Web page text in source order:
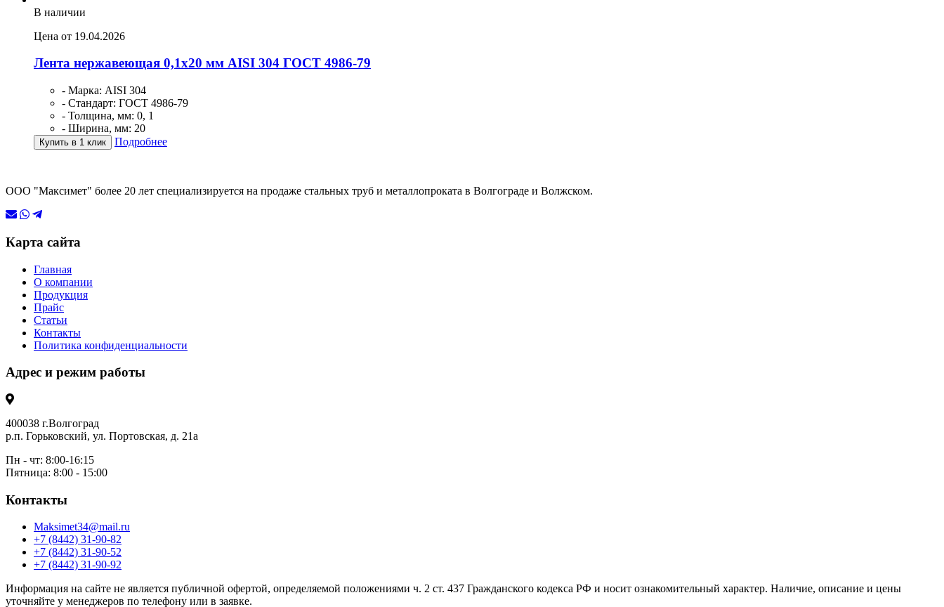
В наличии
Цена от 19.04.2026
Лента нержавеющая 0,1х20 мм AISI 304 ГОСТ 4986-79
- Марка: AISI 304
- Стандарт: ГОСТ 4986-79
- Толщина, мм: 0, 1
- Ширина, мм: 20
Купить в 1 клик Подробнее
ООО "Максимет" более 20 лет специализируется на продаже стальных труб и металлопроката в Волгограде и Волжском.
Карта сайта
Главная
О компании
Продукция
Прайс
Статьи
Контакты
Политика конфиденциальности
Адрес и режим работы
400038 г.Волгоград
р.п. Горьковский, ул. Портовская, д. 21а
Пн - чт: 8:00-16:15
Пятница: 8:00 - 15:00
Контакты
Maksimet34@mail.ru
+7 (8442) 31-90-82
+7 (8442) 31-90-52
+7 (8442) 31-90-92
Информация на сайте не является публичной офертой, определяемой положениями ч. 2 ст. 437 Гражданского кодекса РФ и носит ознакомительный характер. Наличие, описание и цены
уточняйте у менеджеров по телефону или в заявке.